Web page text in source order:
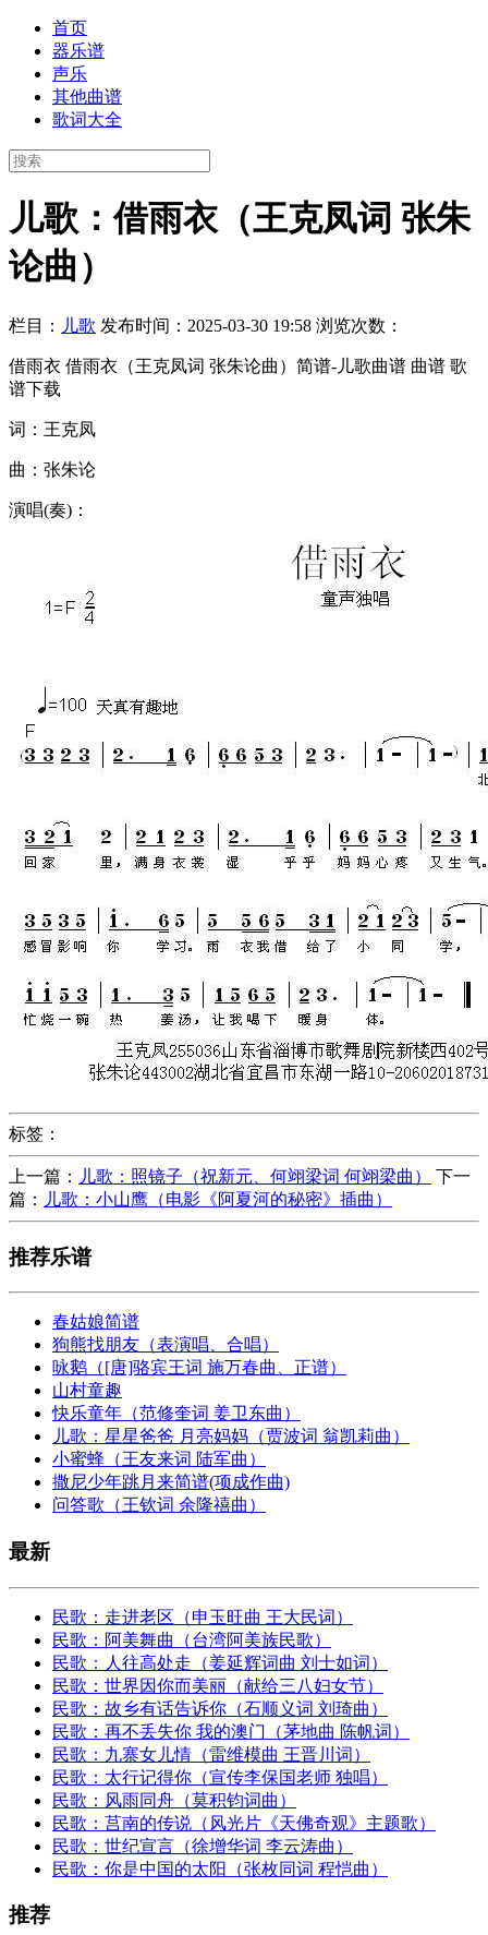
首页
器乐谱
声乐
其他曲谱
歌词大全
儿歌：借雨衣（王克凤词 张朱
论曲）
栏目： 儿歌 发布时间：2025-03-30 19:58 浏览次数：
借雨衣 借雨衣（王克凤词 张朱论曲）简谱-儿歌曲谱 曲谱 歌
谱下载
词：王克凤
曲：张朱论
演唱(奏)：
标签：
上一篇： 儿歌：照镜子（祝新元、何翊梁词 何翊梁曲）
下一
篇：
儿歌：小山鹰（电影《阿夏河的秘密》插曲）
推荐乐谱
春姑娘简谱
狗熊找朋友（表演唱、合唱）
咏鹅（[唐]骆宾王词 施万春曲、正谱）
山村童趣
快乐童年（范修奎词 姜卫东曲）
儿歌：星星爸爸 月亮妈妈（贾波词 翁凯莉曲）
小蜜蜂（王友来词 陆军曲）
撒尼少年跳月来简谱(项成作曲)
问答歌（王钦词 余隆禧曲）
最新
民歌：走进老区（申玉旺曲 王大民词）
民歌：阿美舞曲（台湾阿美族民歌）
民歌：人往高处走（姜延辉词曲 刘士如词）
民歌：世界因你而美丽（献给三八妇女节）
民歌：故乡有话告诉你（石顺义词 刘琦曲）
民歌：再不丢失你 我的澳门（茅地曲 陈帆词）
民歌：九寨女儿情（雷维模曲 王晋川词）
民歌：太行记得你（宣传李保国老师 独唱）
民歌：风雨同舟（莫积钧词曲）
民歌：莒南的传说（风光片《天佛奇观》主题歌）
民歌：世纪宣言（徐增华词 李云涛曲）
民歌：你是中国的太阳（张枚同词 程恺曲）
推荐